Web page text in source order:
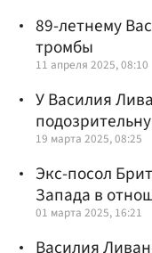
89-летнему
тромбы
11 апреля 2025, 08:10
У Василия
19 марта 2025, 08:25
Экс-посол
Запада в
01 марта 2025, 16:21
Василия